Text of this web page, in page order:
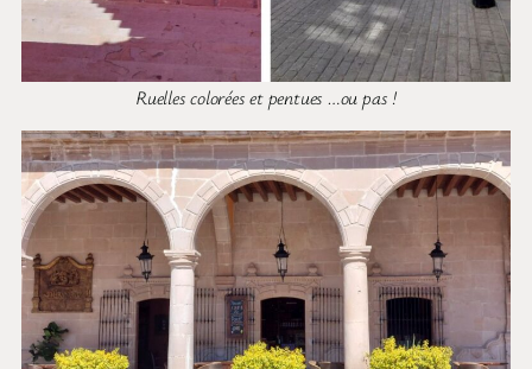
Ruelles colorées et pentues …ou pas !